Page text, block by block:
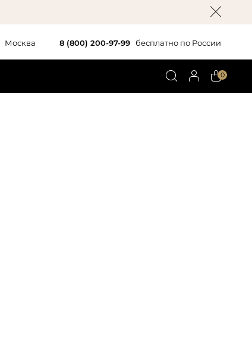
Москва 8 (800) 200-97-99 бесплатно по России
0